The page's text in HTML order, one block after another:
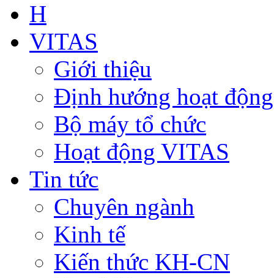
H
VITAS
Giới thiệu
Định hướng hoạt động
Bộ máy tổ chức
Hoạt động VITAS
Tin tức
Chuyên ngành
Kinh tế
Kiến thức KH-CN